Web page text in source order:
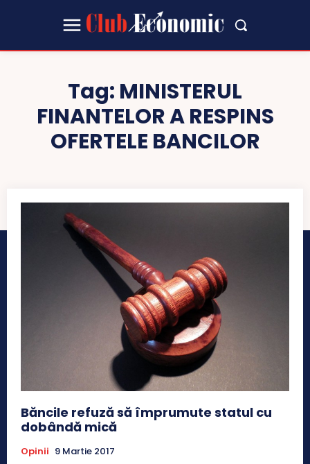
Tag: MINISTERUL
FINANTELOR A RESPINS
OFERTELE BANCILOR
Băncile refuză să împrumute statul cu
dobândă mică
Opinii 9 Martie 2017